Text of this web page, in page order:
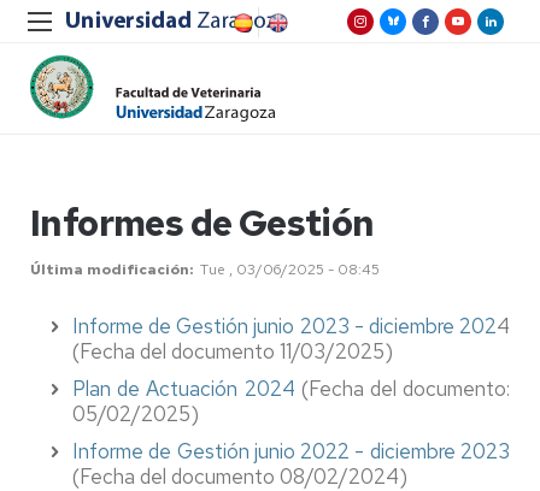
Informes de Gestión
Última modificación Tue , 03/06/2025 - 08:45
Informe de Gestión junio 2023 - diciembre 2024
(Fecha del documento 11/03/2025)
Plan de Actuación 2024 (Fecha del documento:
05/02/2025)
Informe de Gestión junio 2022 - diciembre 2023
(Fecha del documento 08/02/2024)